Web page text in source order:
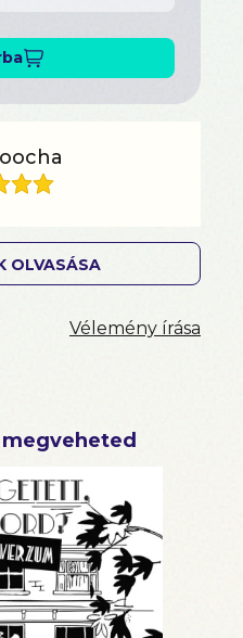
OLVASÁSA
Vélemény írása